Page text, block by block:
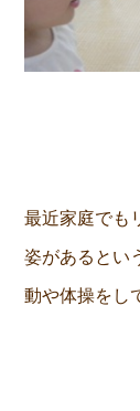
最近家庭でも
姿があるとい
動や体操をし